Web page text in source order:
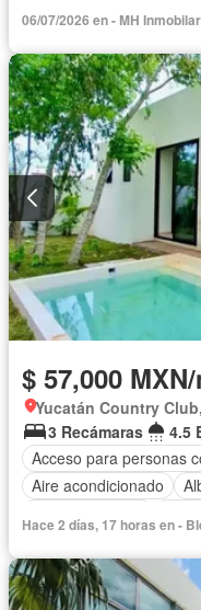
06/07/2026 en - MH
$ 57,000
Yucatán Country
3 Recámaras
4.5
Acceso para personas
Aire acondicionado
Estacionamiento
Recámara con closet
Hace 2 días, 17 horas en -